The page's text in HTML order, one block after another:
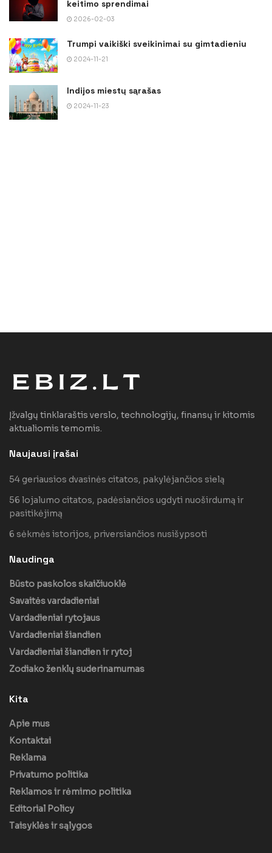
keitimo sprendimai
2026-02-03
Trumpi vaikiški sveikinimai su gimtadieniu
2024-11-21
Indijos miestų sąrašas
2024-11-23
Įžvalgų tinklaraštis verslo, technologijų, finansų ir kitomis
aktualiomis temomis.
Naujausi įrašai
54 geriausios dvasinės citatos, pakylėjančios sielą
56 lojalumo citatos, padėsiančios ugdyti nuoširdumą ir
pasitikėjimą
6 sėkmės istorijos, priversiančios nusišypsoti
Naudinga
Būsto paskolos skaičiuoklė
Savaitės vardadieniai
Vardadieniai rytojaus
Vardadieniai šiandien
Vardadieniai šiandien ir rytoj
Zodiako ženklų suderinamumas
Kita
Apie mus
Kontaktai
Reklama
Privatumo politika
Reklamos ir rėmimo politika
Editorial Policy
Taisyklės ir sąlygos